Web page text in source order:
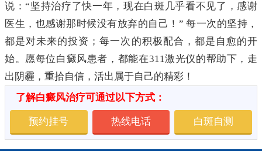
说：“坚持治疗了快一年，现在白斑几乎看不见了，感谢
医生，也感谢那时候没有放弃的自己！” 每一次的坚持，
都是对未来的投资；每一次的积极配合，都是自愈的开
始。愿每位白癜风患者，都能在311激光仪的帮助下，走
出阴霾，重拾自信，活出属于自己的精彩！
了解白癜风治疗可通过以下方式：
预约挂号 热线电话 白斑自测